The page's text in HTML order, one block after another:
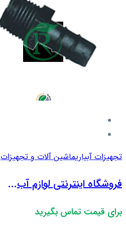
تجهیزات آبیاریماشین آلات و تجهیزات
فروشگاه اینترنتی لوازم آب...
برای قیمت تماس بگیرید